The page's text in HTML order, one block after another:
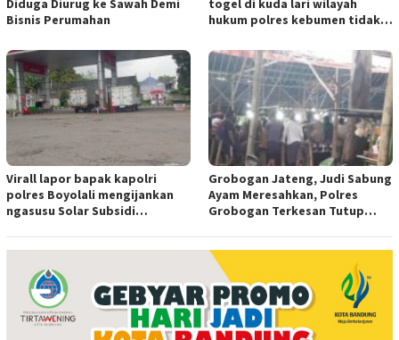
Diduga Diurug ke Sawah Demi
Bisnis Perumahan
togel di kuda lari wilayah
hukum polres kebumen tidak
Virall lapor bapak kapolri
polres Boyolali mengijankan
ngasusu Solar Subsidi
polres Boyolali tutup mata
Grobogan Jateng, Judi Sabung
Ayam Meresahkan, Polres
Grobogan Terkesan Tutup